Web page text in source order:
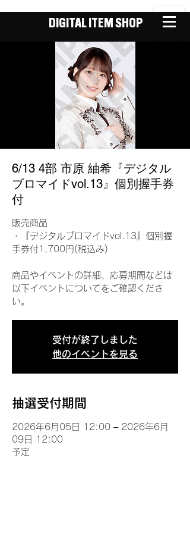
DIGITAL ITEM SHOP
6/13 4部 市原 紬希『デジタル
ブロマイドvol.13』個別握手券
付
販売商品
・『デジタルブロマイドvol.13』個別握
手券付1,700円(税込み)
商品やイベントの詳細、応募期間などは
以下イベントについてをご確認くださ
い。
受付が終了しました
他のイベントを見る
抽選受付期間
2026年6月05日 12:00 – 2026年6月
09日 12:00
予定